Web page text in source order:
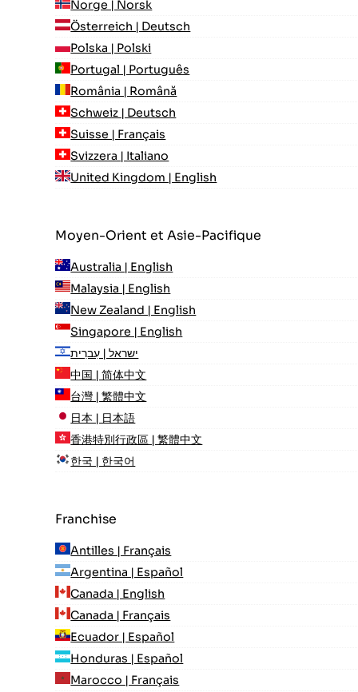
Norge | Norsk
Österreich | Deutsch
Polska | Polski
Portugal | Português
România | Română
Schweiz | Deutsch
Suisse | Français
Svizzera | Italiano
United Kingdom | English
Moyen-Orient et Asie-Pacifique
Australia | English
Malaysia | English
New Zealand | English
Singapore | English
ישראל | עִברִית
中国 | 简体中文
台灣 | 繁體中文
日本 | 日本語
香港特別行政區 | 繁體中文
한국 | 한국어
Franchise
Antilles | Français
Argentina | Español
Canada | English
Canada | Français
Ecuador | Español
Honduras | Español
Marocco | Français